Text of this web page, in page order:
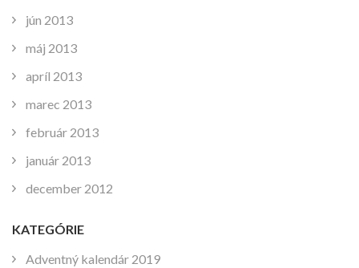
jún 2013
máj 2013
apríl 2013
marec 2013
február 2013
január 2013
december 2012
KATEGÓRIE
Adventný kalendár 2019